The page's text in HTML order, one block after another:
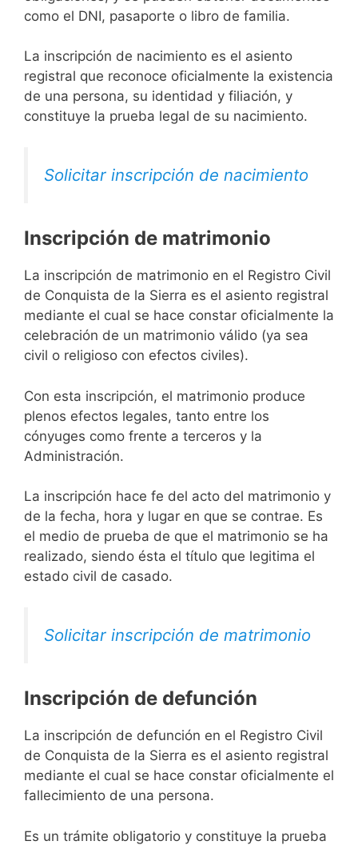
como el DNI, pasaporte o libro de familia.
La inscripción de nacimiento es el asiento
registral que reconoce oficialmente la existencia
de una persona, su identidad y filiación, y
constituye la prueba legal de su nacimiento.
Solicitar inscripción de nacimiento
Inscripción de matrimonio
La inscripción de matrimonio en el Registro Civil
de Conquista de la Sierra es el asiento registral
mediante el cual se hace constar oficialmente la
celebración de un matrimonio válido (ya sea
civil o religioso con efectos civiles).
Con esta inscripción, el matrimonio produce
plenos efectos legales, tanto entre los
cónyuges como frente a terceros y la
Administración.
La inscripción hace fe del acto del matrimonio y
de la fecha, hora y lugar en que se contrae. Es
el medio de prueba de que el matrimonio se ha
realizado, siendo ésta el título que legitima el
estado civil de casado.
Solicitar inscripción de matrimonio
Inscripción de defunción
La inscripción de defunción en el Registro Civil
de Conquista de la Sierra es el asiento registral
mediante el cual se hace constar oficialmente el
fallecimiento de una persona.
Es un trámite obligatorio y constituye la prueba